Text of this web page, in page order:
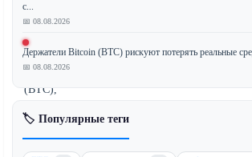
$205
млн
в
биткоинах
(BTC),
результате
чего
с...
📅 08.08.2026
Держатели Bitcoin (BTC) рискуют потерять реальные
📅 08.08.2026
🏷️ Популярные теги